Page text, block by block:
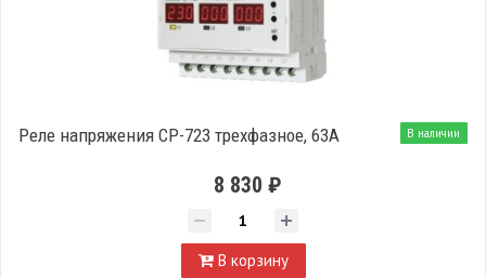
В наличии
Реле напряжения CP-723 трехфазное, 63A
8 830 ₽
В корзину